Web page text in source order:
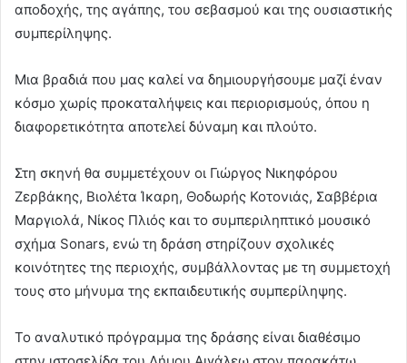
αποδοχής, της αγάπης, του σεβασμού και της ουσιαστικής
συμπερίληψης.
Μια βραδιά που μας καλεί να δημιουργήσουμε μαζί έναν
κόσμο χωρίς προκαταλήψεις και περιορισμούς, όπου η
διαφορετικότητα αποτελεί δύναμη και πλούτο.
Στη σκηνή θα συμμετέχουν οι Γιώργος Νικηφόρου
Ζερβάκης, Βιολέτα Ίκαρη, Θοδωρής Κοτονιάς, Σαββέρια
Μαργιολά, Νίκος Πλιός και το συμπεριληπτικό μουσικό
σχήμα Sonars, ενώ τη δράση στηρίζουν σχολικές
κοινότητες της περιοχής, συμβάλλοντας με τη συμμετοχή
τους στο μήνυμα της εκπαιδευτικής συμπερίληψης.
Το αναλυτικό πρόγραμμα της δράσης είναι διαθέσιμο